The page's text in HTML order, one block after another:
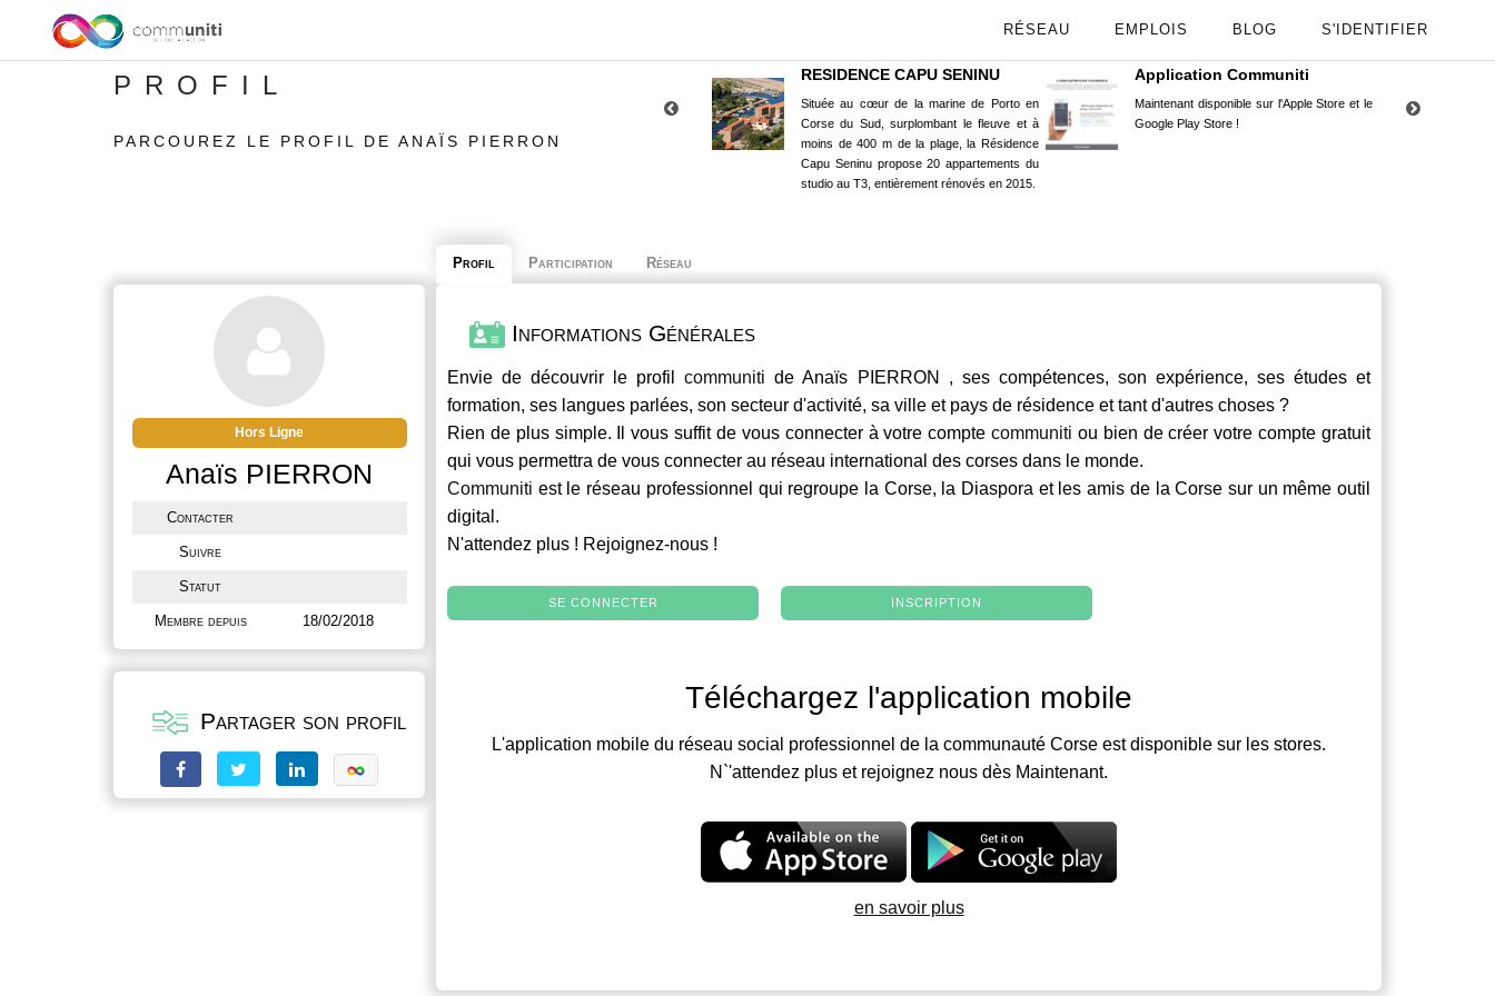
RÉSEAU EMPLOIS BLOG S'IDENTIFIER
PROFIL
PARCOUREZ LE PROFIL DE ANAÏS PIERRON
RESIDENCE CAPU SENINU
Située au cœur de la marine de Porto en
Corse du Sud, surplombant le fleuve et à
moins de 400 m de la plage, la Résidence
Capu Seninu propose 20 appartements du
studio au T3, entièrement rénovés en 2015.
Application Communiti
Maintenant disponible sur l'Apple Store et le
Google Play Store !
Hors Ligne
Anaïs PIERRON
Contacter
Suivre
Statut
Membre depuis 18/02/2018
Partager son profil
Profil Participation Réseau
Informations Générales
Envie de découvrir le profilcommuniti de Anaïs PIERRON , ses compétences, son expérience, ses études et
formation, ses langues parlées, son secteur d'activité, sa ville et pays de résidence et tant d'autres choses ?
Rien de plus simple. Il vous suffit de vous connecter à votre comptecommuniti ou bien de créer votre compte gratuit
qui vous permettra de vous connecter au réseau international des corses dans le monde.
Communiti est le réseau professionnel qui regroupe la Corse, la Diaspora et les amis de la Corse sur un même outil
digital.
N'attendez plus ! Rejoignez-nous !
SE CONNECTER INSCRIPTION
Téléchargez l'application mobile
L'application mobile du réseau social professionnel de la communauté Corse est disponible sur les stores.
N`'attendez plus et rejoignez nous dès Maintenant.
en savoir plus